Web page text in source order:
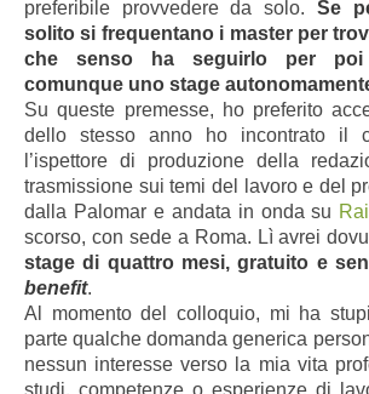
preferibile provvedere da solo. Se
solito si frequentano i master per
che senso ha seguirlo per poi
comunque uno stage
Su queste premesse, ho preferito
dello stesso anno ho incontrato il
l’ispettore di produzione della
trasmissione sui temi del lavoro e del
dalla Palomar e andata in onda su
scorso, con sede a Roma. Lì avrei
stage di quattro mesi, gratuito e
benefit.
Al momento del colloquio, mi ha
parte qualche domanda generica
nessun interesse verso la mia vita
studi, competenze o esperienze di